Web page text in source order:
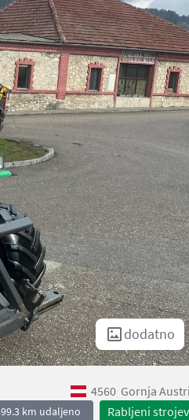
dodatno
4560 Gornja
km udaljeno Rabljeni